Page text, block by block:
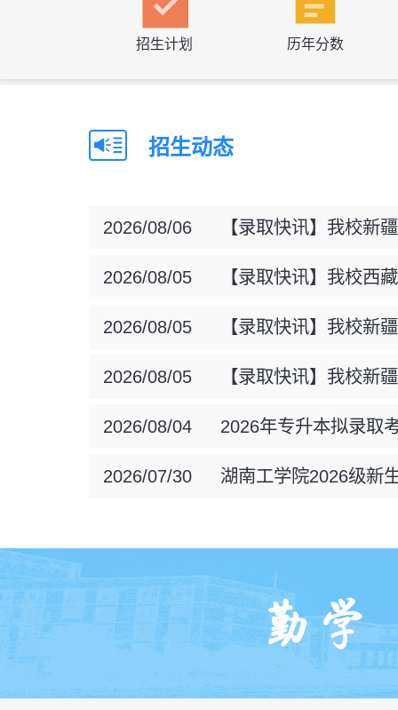
招生计划 历年分数
招生动态
2026/08/06 【录取快讯】我校新
科...
2026/08/05 【录取快讯】我校西
完成
2026/08/05 【录取快讯】我校新
高...
2026/08/05 【录取快讯】我校新
单...
2026/08/04 2026年专升本拟录取
息...
2026/07/30 湖南工学院2026级新